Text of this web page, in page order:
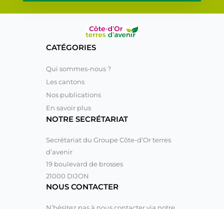
CATÉGORIES
Qui sommes-nous ?
Les cantons
Nos publications
En savoir plus
NOTRE SECRÉTARIAT
Secrétariat du Groupe Côte-d’Or terres
d’avenir
19 boulevard de brosses
21000 DIJON
NOUS CONTACTER